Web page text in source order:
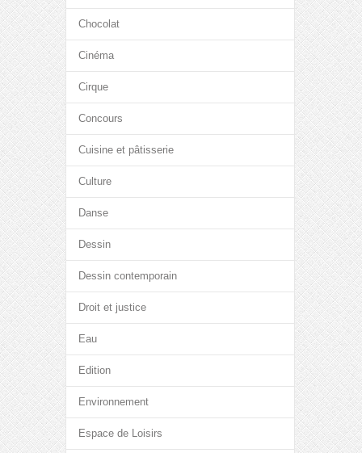
Chocolat
Cinéma
Cirque
Concours
Cuisine et pâtisserie
Culture
Danse
Dessin
Dessin contemporain
Droit et justice
Eau
Edition
Environnement
Espace de Loisirs